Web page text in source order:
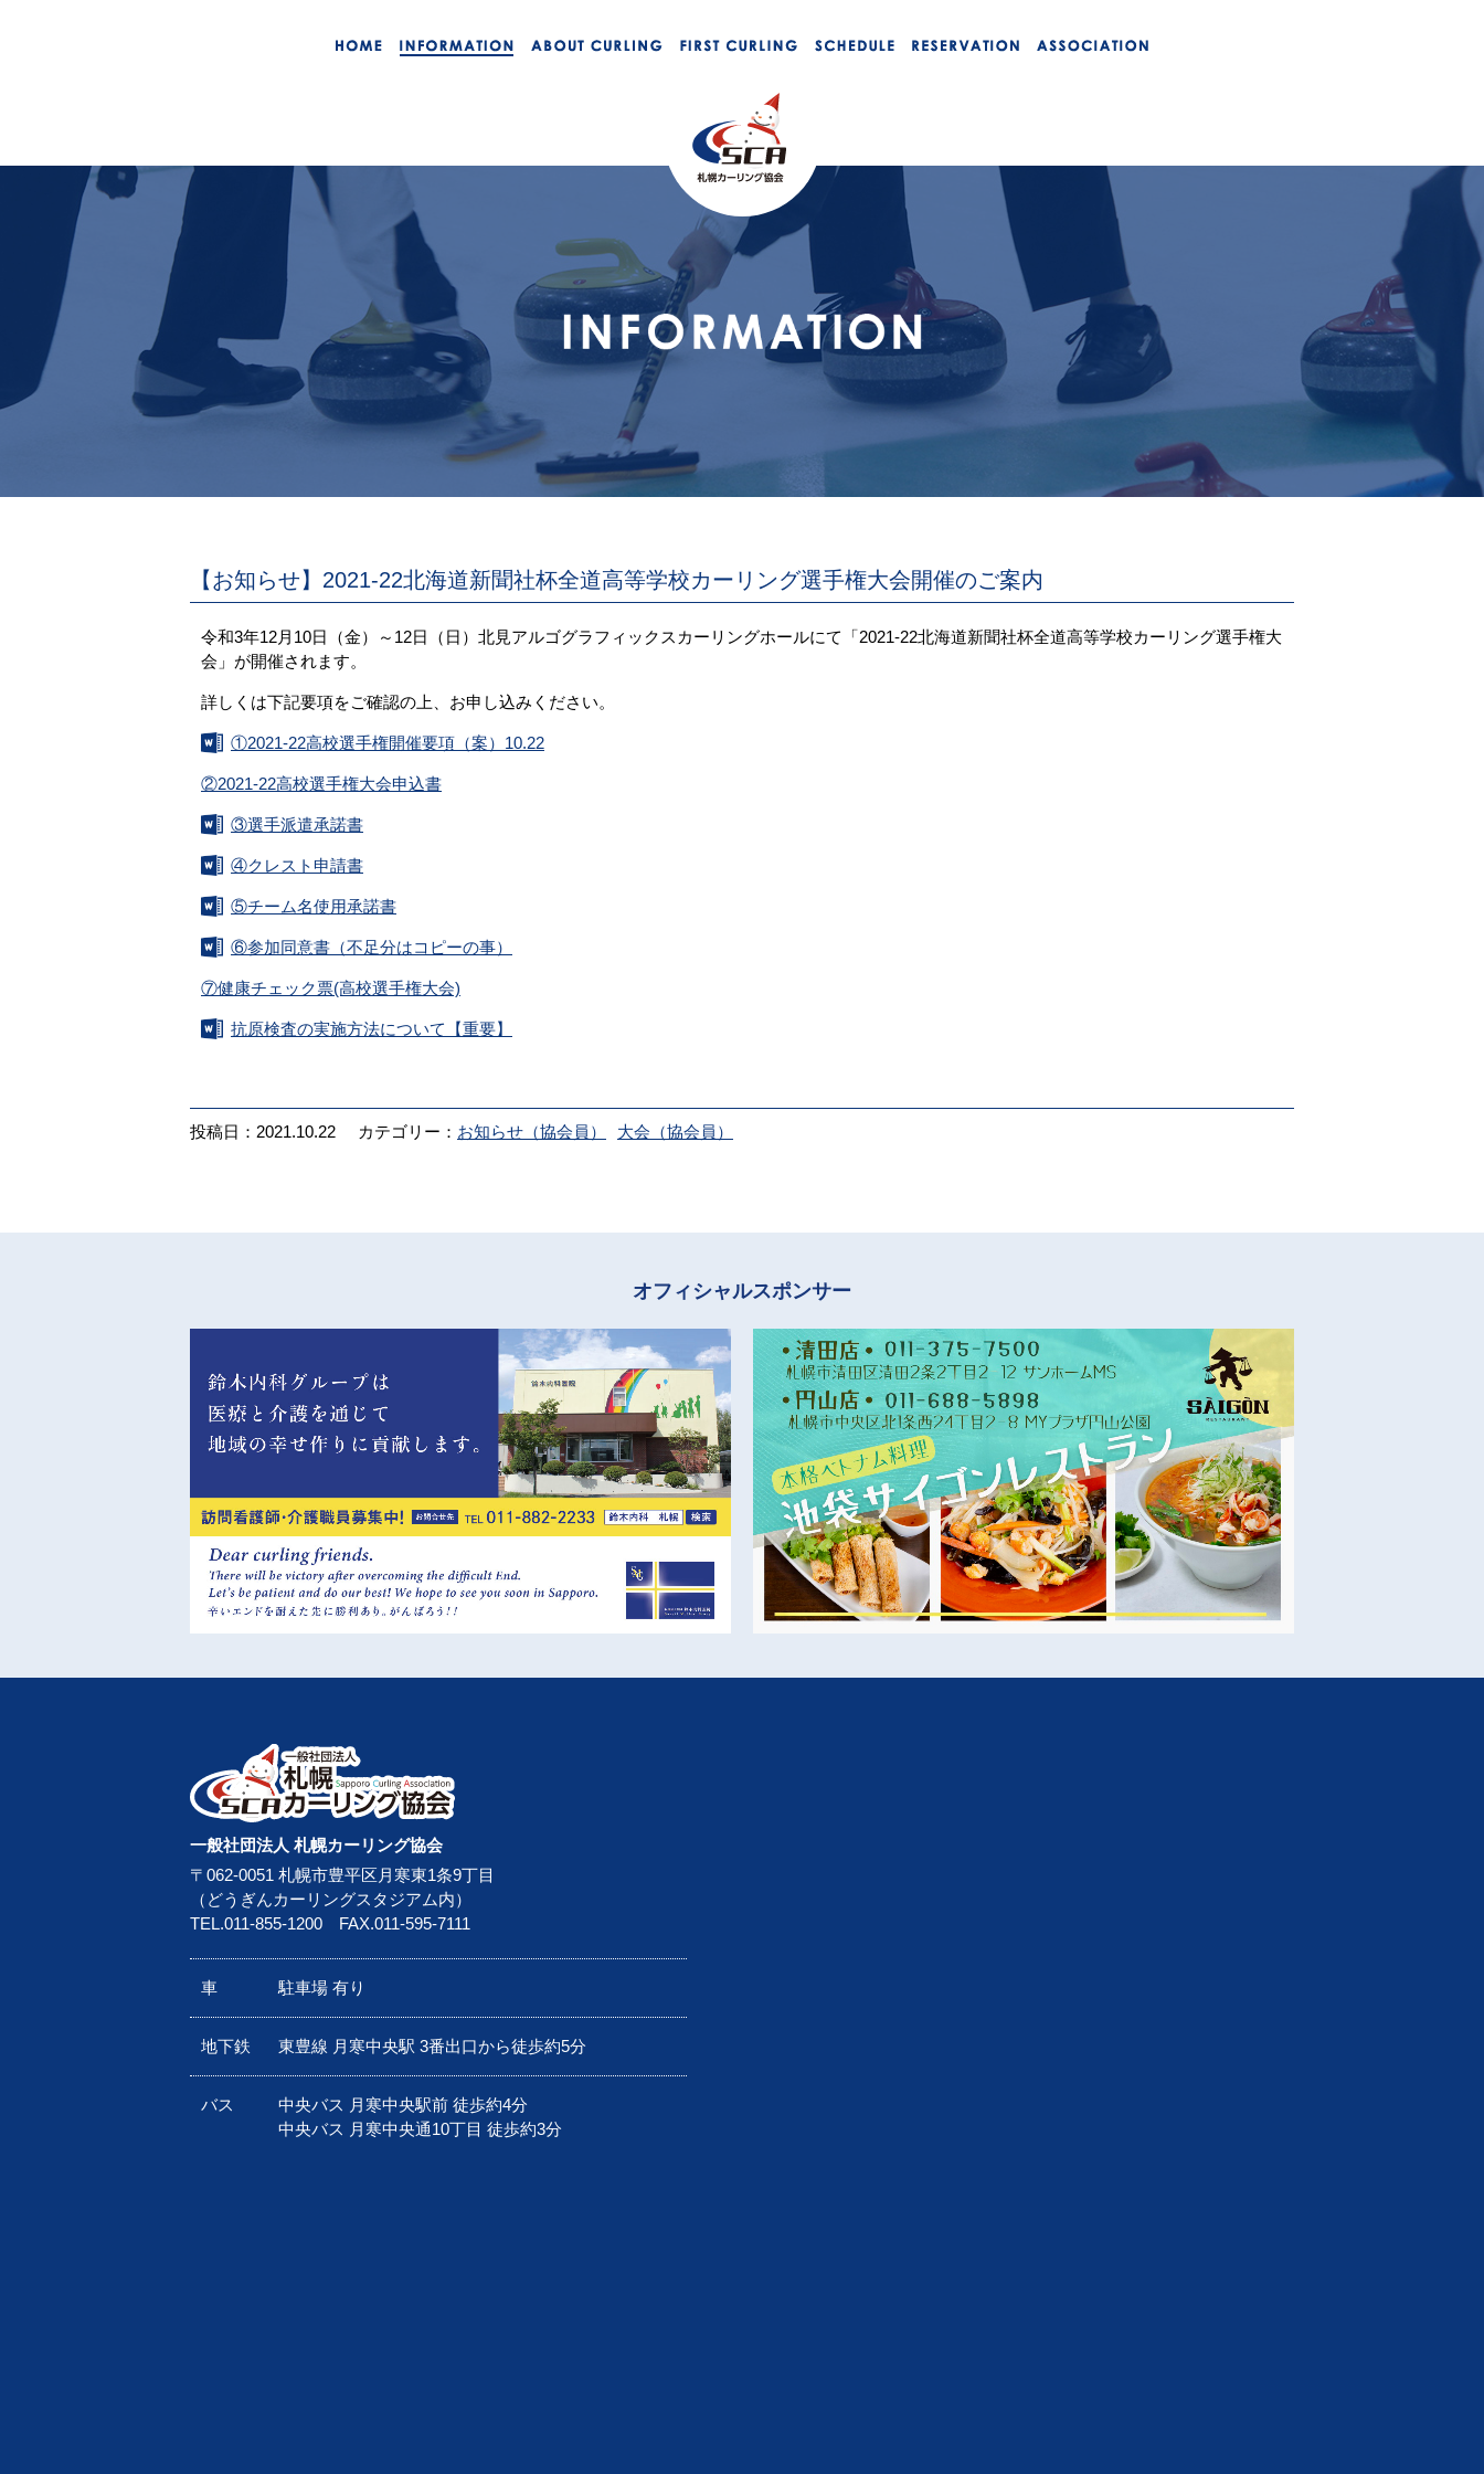
【お知らせ】2021-22北海道新聞社杯全道高等学校カーリング選手権大会開催のご案内
令和3年12月10日（金）～12日（日）北見アルゴグラフィックスカーリングホールにて「2021-22北海道新聞社杯全道高等学校カーリング選手権大
会」が開催されます。
詳しくは下記要項をご確認の上、お申し込みください。
①2021-22高校選手権開催要項（案）10.22
②2021-22高校選手権大会申込書
③選手派遣承諾書
④クレスト申請書
⑤チーム名使用承諾書
⑥参加同意書（不足分はコピーの事）
⑦健康チェック票(高校選手権大会)
抗原検査の実施方法について【重要】
投稿日：2021.10.22 カテゴリー： お知らせ（協会員） 大会（協会員）
オフィシャルスポンサー
一般社団法人 札幌カーリング協会
〒062-0051 札幌市豊平区月寒東1条9丁目
（どうぎんカーリングスタジアム内）
TEL.011-855-1200 FAX.011-595-7111
車 駐車場 有り
地下鉄 東豊線 月寒中央駅 3番出口から徒歩約5分
バス
中央バス 月寒中央駅前 徒歩約4分
中央バス 月寒中央通10丁目 徒歩約3分